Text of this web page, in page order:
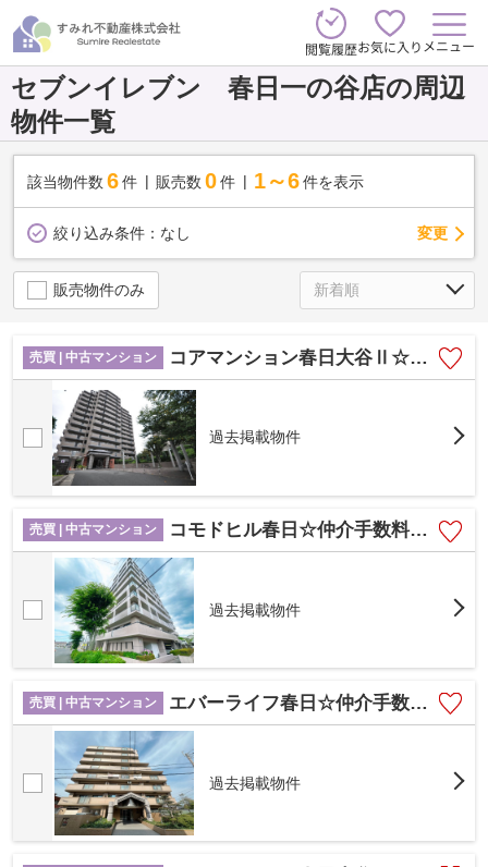
閲覧履歴お気に入り メニュー
セブンイレブン 春日一の谷店の周辺
物件一覧
該当物件数 6件 販売数 0 件 1～6 件を表示
絞り込み条件： なし 変更
販売物件のみ
売買 | 中古マンション コアマンション春日大谷Ⅱ☆仲介手数料無料☆
過去掲載物件
売買 | 中古マンション コモドヒル春日☆仲介手数料無料☆
過去掲載物件
売買 | 中古マンション エバーライフ春日☆仲介手数料無料☆
過去掲載物件